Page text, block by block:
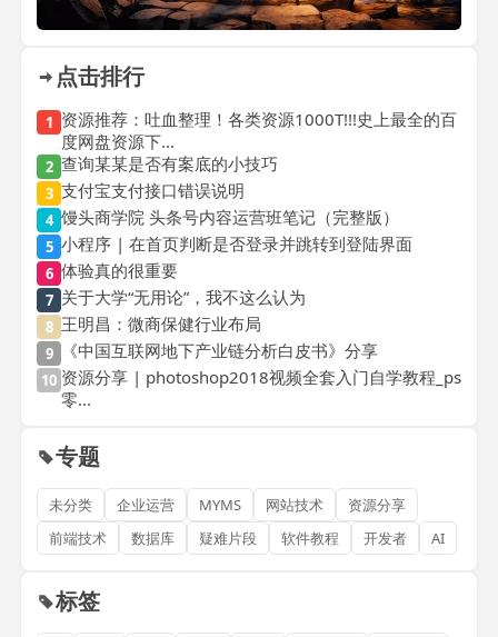
点击排行
1 资源推荐：吐血整理！各类资源1000T!!!史上最全的百
度网盘资源下...
2 查询某某是否有案底的小技巧
3 支付宝支付接口错误说明
4 馒头商学院 头条号内容运营班笔记（完整版）
5 小程序 | 在首页判断是否登录并跳转到登陆界面
6 体验真的很重要
7 关于大学“无用论”，我不这么认为
8 王明昌：微商保健行业布局
9 《中国互联网地下产业链分析白皮书》分享
10 资源分享 | photoshop2018视频全套入门自学教程_ps
零...
专题
未分类 企业运营 MYMS 网站技术
资源分享
前端技术
数据库 疑难片段 软件教程 开发者 AI
标签